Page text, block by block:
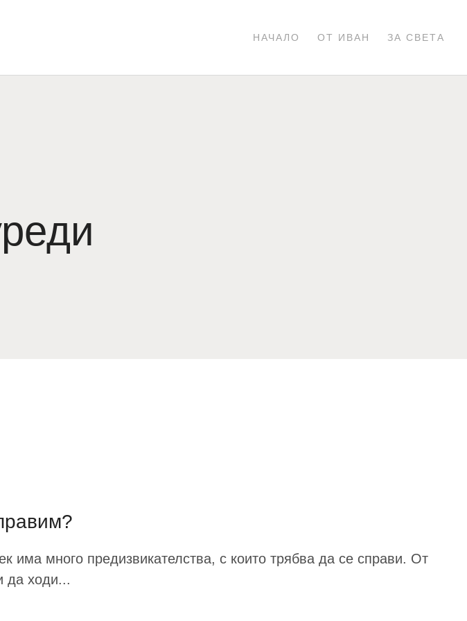
НАЧАЛО ОТ ИВАН ЗА СВЕТА
има много предизвикателства, с които трябва да се справи. От
да ходи...